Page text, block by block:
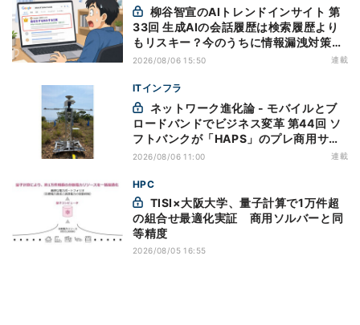
33回 生成AIの会話履歴は検索履歴より
もリスキー？今のうちに情報漏洩対策を
万全にしておこう
2026/08/06 15:50 連載
ITインフラ
ロードバンドでビジネス変革 第44回 ソ
フトバンクが「HAPS」のプレ商用サー
ビス開始を表明、本格的な商用展開のめ
2026/08/06 11:00 連載
HPC
の組合せ最適化実証 商用ソルバーと同
等精度
2026/08/05 16:55